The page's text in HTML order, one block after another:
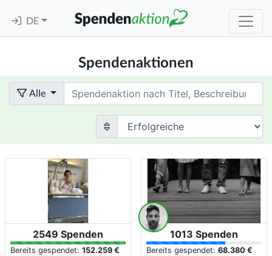
DE
Spendenaktionen
Alle Term
2549 Spenden
Bereits gespendet: 152.259 €
1013 Spenden
Bereits gespendet: 68.380 €